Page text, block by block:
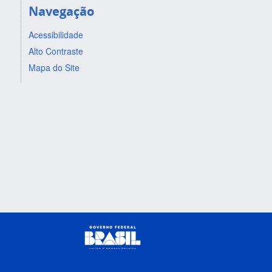
Navegação
Acessibilidade
Alto Contraste
Mapa do Site